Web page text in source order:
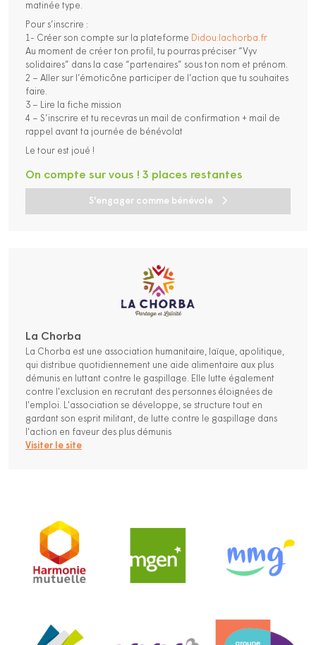
matinée type.
Pour s’inscrire :
1- Créer son compte sur la plateforme Didou.lachorba.fr
Au moment de créer ton profil, tu pourras préciser “Vyv
solidaires” dans la case “partenaires” sous ton nom et prénom.
2 – Aller sur l’émoticône participer de l’action que tu souhaites
faire.
3 – Lire la fiche mission
4 – S’inscrire et tu recevras un mail de confirmation + mail de
rappel avant ta journée de bénévolat
Le tour est joué !
S'engager comme bénévole
On compte sur vous ! 3 places restantes
La Chorba
La Chorba est une association humanitaire, laïque, apolitique,
qui distribue quotidiennement une aide alimentaire aux plus
démunis en luttant contre le gaspillage. Elle lutte également
contre l'exclusion en recrutant des personnes éloignées de
l'emploi. L'association se développe, se structure tout en
gardant son esprit militant, de lutte contre le gaspillage dans
l'action en faveur des plus démunis
Visiter le site